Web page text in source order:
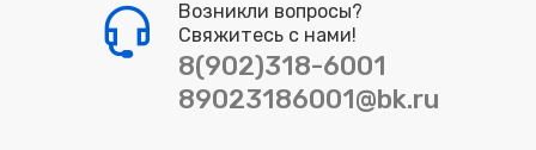
Возникли вопросы?
Свяжитесь с нами!
8(902)318-6001
89023186001@bk.ru